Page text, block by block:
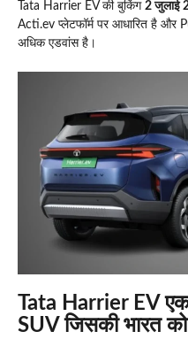
Tata Harrier EV की बुकिंग 2 जुलाई
Acti.ev प्लेटफॉर्म पर आधारित है और
अधिक एडवांस है।
Tata Harrier EV एक
SUV जिसकी भारत को